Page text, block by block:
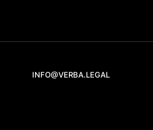
INFO@VERBA.LEGAL